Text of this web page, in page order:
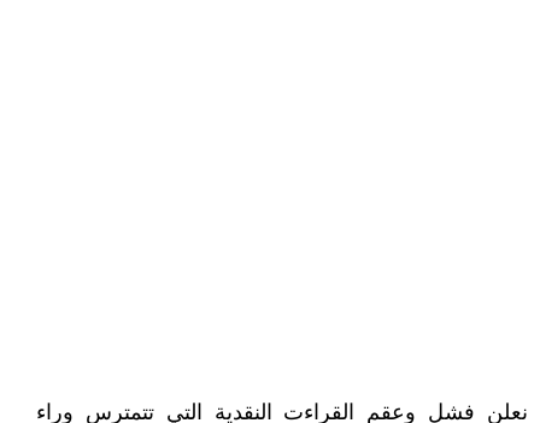
نعلن فشل وعقم القراءت النقدية التي تتمترس وراء